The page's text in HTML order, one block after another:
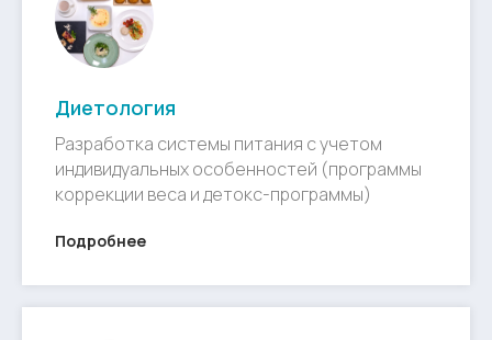
Диетология
Разработка системы питания с учетом
индивидуальных особенностей (программы
коррекции веса и детокс-программы)
Подробнее